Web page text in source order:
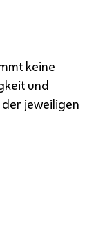
keine
und
jeweiligen